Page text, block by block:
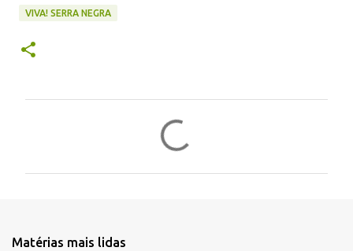
VIVA! SERRA NEGRA
t
Matérias mais lidas